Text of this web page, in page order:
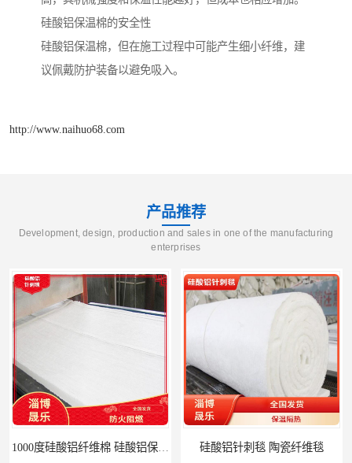
硅酸铝保温棉的安全性
硅酸铝保温棉，但在施工过程中可能产生细小纤维，建
议佩戴防护装备以避免吸入。
http://www.naihuo68.com
产品推荐
Development, design, production and sales in one of the manufacturing
enterprises
1000度硅酸铝纤维棉 硅酸铝保温棉 硅酸铝针刺毯 陶瓷纤维毯